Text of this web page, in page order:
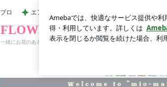
mio-mano
ロ エアコンが効いていて大丈夫な日
FLOWER DESIGN mio-mano
一緒にお花のある生活を楽しみませんか？ 甘すぎずまじめ過ぎない、